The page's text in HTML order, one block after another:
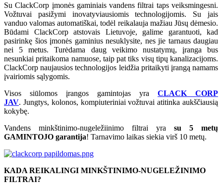
Su ClackCorp įmonės gaminiais vandens filtrai taps veiksmingesni.
Vožtuvai pasižymi inovatyviausiomis technologijomis. Su jais
vanduo valomas automatiškai, todėl reikalauja mažiau Jūsų dėmesio.
Būdami ClackCorp atstovais Lietuvoje, galime garantuoti, kad
pasirinkę šios įmonės gaminius nesuklysite, nes jie tarnaus daugiau
nei 5 metus. Turėdama daug veikimo nustatymų, įranga bus
nesunkiai pritaikoma namuose, taip pat tiks visų tipų kanalizacijoms.
ClackCorp naujausios technologijos leidžia pritaikyti įrangą namams
įvairiomis sąlygomis.
Visos siūlomos įrangos gamintojas yra CLACK CORP
JAV. Jungtys, kolonos, kompiuteriniai vožtuvai atitinka aukščiausią
kokybę.
Vandens minkštinimo-nugeležiinimo filtrai yra su 5 metų
GAMINTOJO garantija! Tarnavimo laikas siekia virš 10 metų.
KADA REIKALINGI MINKŠTINIMO-NUGELEŽINIMO
FILTRAI?